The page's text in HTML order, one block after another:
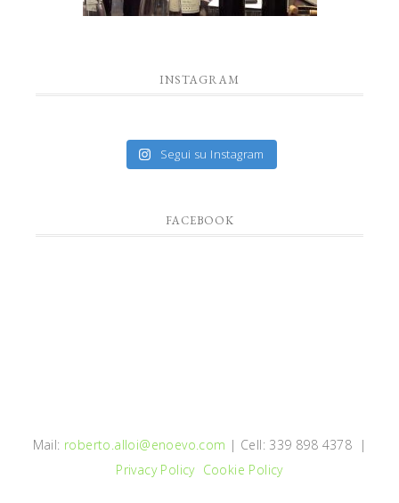
INSTAGRAM
Segui su Instagram
FACEBOOK
Mail: roberto.alloi@enoevo.com | Cell: 339 898 4378 |
Privacy Policy Cookie Policy